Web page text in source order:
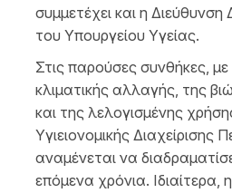
συμμετέχει και η
του Υπουργείου Υγείας.
Στις παρούσες συνθήκες,
κλιματικής αλλαγής, της
και της λελογισμένης
Υγιειονομικής Διαχείρισης
αναμένεται να
επόμενα χρόνια. Ιδιαίτερα,